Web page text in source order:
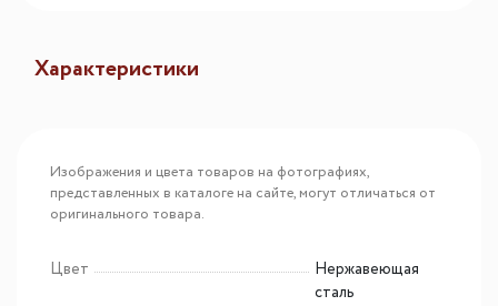
Характеристики
Изображения и цвета товаров на фотографиях,
представленных в каталоге на сайте, могут отличаться от
оригинального товара.
Цвет
Нержавеющая
сталь